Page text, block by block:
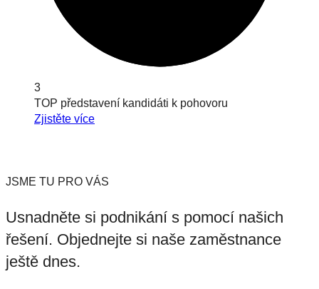
3
TOP představení kandidáti k pohovoru
Zjistěte více
JSME TU PRO VÁS
Usnadněte si podnikání s pomocí našich
řešení. Objednejte si naše zaměstnance
ještě dnes.